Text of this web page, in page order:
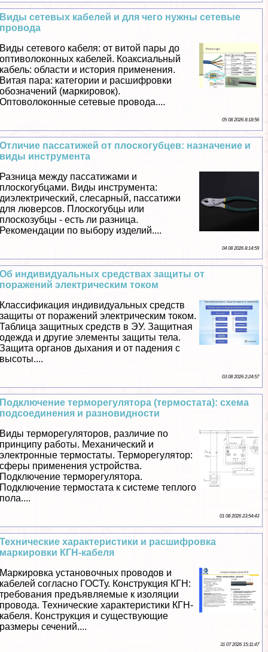
Виды сетевых кабелей и для чего нужны сетевые
провода
Виды сетевого кабеля: от витой пары до
оптиволоконных кабелей. Коаксиальный
кабель: области и история применения.
Витая пара: категории и расшифровки
обозначений (маркировок).
Оптоволоконные сетевые провода....
05 08 2026 8:18:56
Отличие пассатижей от плоскогубцев: назначение и
виды инструмента
Разница между пассатижами и
плоскогубцами. Виды инструмента:
диэлектрический, слесарный, пассатижи
для люверсов. Плоскогубцы или
плоскозубцы - есть ли разница.
Рекомендации по выбору изделий....
04 08 2026 8:14:59
Об индивидуальных средствах защиты от
поражений электрическим током
Классификация индивидуальных средств
защиты от поражений электрическим током.
Таблица защитных средств в ЭУ. Защитная
одежда и другие элементы защиты тела.
Защита органов дыхания и от падения с
высоты....
03 08 2026 2:24:57
Подключение терморегулятора (термостата): схема
подсоединения и разновидности
Виды терморегуляторов, различие по
принципу работы. Механический и
электронные термостаты. Терморегулятор:
сферы применения устройства.
Подключение терморегулятора.
Подключение термостата к системе теплого
пола....
01 08 2026 23:54:43
Технические хаpaктеристики и расшифровка
маркировки КГН-кабеля
Маркировка установочных проводов и
кабелей согласно ГОСТу. Конструкция КГН:
требования предъявляемые к изоляции
провода. Технические хаpaктеристики КГН-
кабеля. Конструкция и существующие
размеры сечений....
31 07 2026 15:11:47